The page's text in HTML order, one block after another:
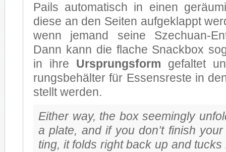
Pails au­to­ma­tisch in ei­nen
die­se an den Sei­ten auf­ge­klappt
wenn je­mand sei­ne Szechuan-
Dann kann die fla­che Snack­box
in ihre Ur­sprungs­form ge­fal­tet
rungs­be­häl­ter für Es­sens­res­te in
stellt wer­den.
Eit­her way, the box see­mingly
a pla­te, and if you don’t fi­nish
ting, it folds right back up and